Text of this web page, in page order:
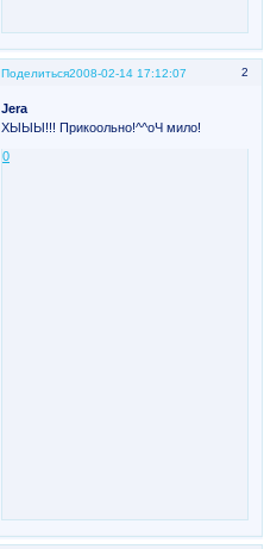
Поделиться 2
2008-02-14 17:12:07
Jera
ХЫЫЫ!!! Прикоольно!^^оЧ мило!
0